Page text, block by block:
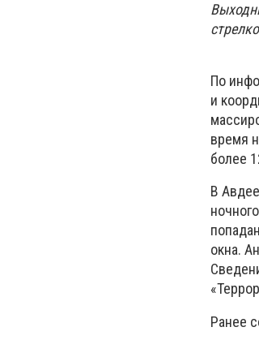
По
и
время
более
В
окна.
Ранее